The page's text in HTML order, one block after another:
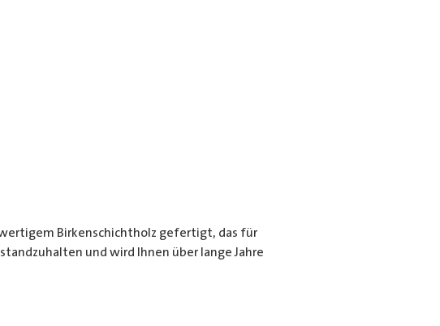
Birkenschichtholz gefertigt, das für
und wird Ihnen über lange Jahre